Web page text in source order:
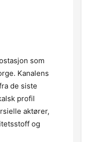
som
Kanalens
de siste
profil
aktører,
og